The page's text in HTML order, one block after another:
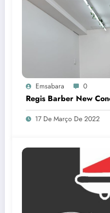
Emsabara 0
Regis Barber New
17 De Março De 2022